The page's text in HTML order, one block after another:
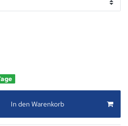
In den Warenkorb